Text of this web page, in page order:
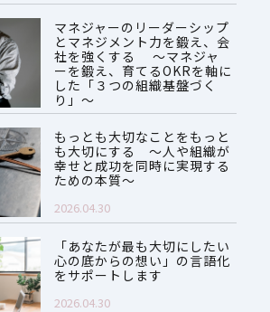
マネジャーのリーダーシップ
とマネジメント力を鍛え、会
社を強くする ～マネジャ
ーを鍛え、育てるOKRを軸に
した「３つの組織基盤づく
り」～
もっとも大切なことをもっと
も大切にする ～人や組織が
幸せと成功を同時に実現する
ための本質～
2026.04.30
「あなたが最も大切にしたい
心の底からの想い」の言語化
をサポートします
2026.04.30